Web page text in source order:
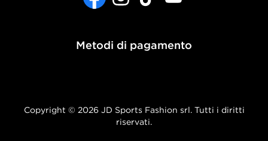
Metodi di pagamento
Copyright © 2026 JD Sports Fashion srl. Tutti i diritti
riservati.